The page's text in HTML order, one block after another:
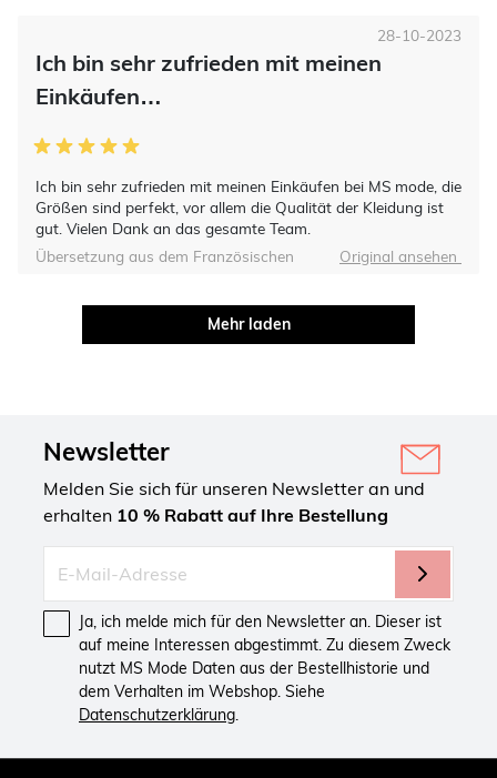
Ich bin sehr zufrieden mit meinen
Einkäufen…
Ich bin sehr zufrieden mit meinen Einkäufen bei MS mode, die
Größen sind perfekt, vor allem die Qualität der Kleidung ist
gut. Vielen Dank an das gesamte Team.
28-10-2023
Übersetzung aus dem Französischen Original ansehen
Mehr laden
Newsletter
Melden Sie sich für unseren Newsletter an und
erhalten 10 % Rabatt auf Ihre Bestellung
Ja, ich melde mich für den Newsletter an. Dieser ist
auf meine Interessen abgestimmt. Zu diesem Zweck
nutzt MS Mode Daten aus der Bestellhistorie und
dem Verhalten im Webshop. Siehe
Datenschutzerklärung.